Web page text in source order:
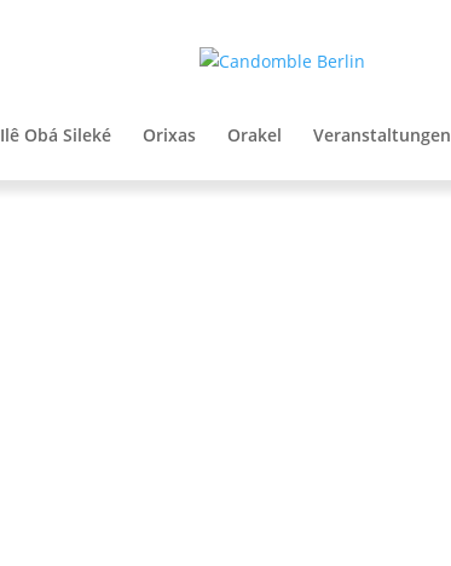
Ilê Obá Sileké Orixas Orakel Veranstaltungen